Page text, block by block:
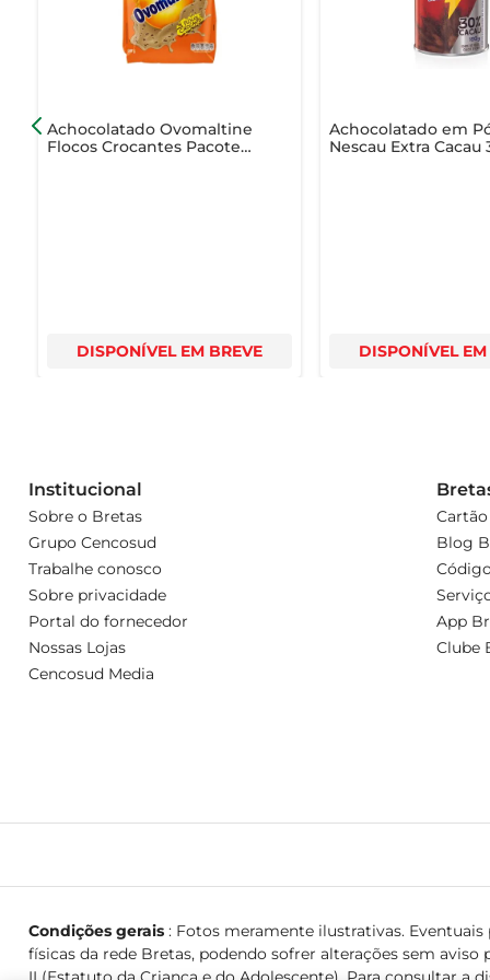
Achocolatado Ovomaltine
Flocos Crocantes Pacote
DISPONÍVEL EM BREVE
Achocolatado em
Nescau Extra Cacau
DISPONÍVEL EM
Institucional
Sobre o Bretas
Grupo Cencosud
Trabalhe conosco
Sobre privacidade
Portal do fornecedor
Nossas Lojas
Cencosud Media
Blog
App
Clube
Condições gerais: Fotos meramente ilustrativas. Eventuais
físicas da rede Bretas, podendo sofrer alterações sem aviso